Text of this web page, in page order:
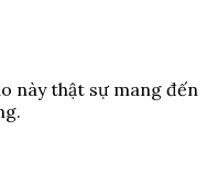
này thật sự mang đến